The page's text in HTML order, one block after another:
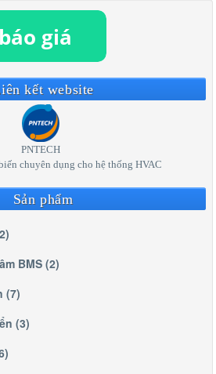
kết website
PNTECH
chuyên dụng cho hệ thống HVAC
Sản phẩm
BMS (2)
(7)
(3)